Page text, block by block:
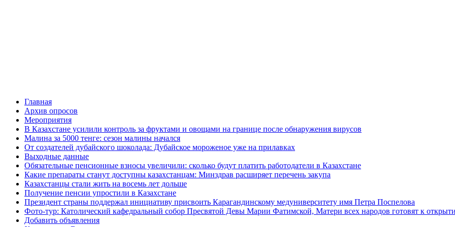
Главная
Архив опросов
Мероприятия
В Казахстане усилили контроль за фруктами и овощами на границе после обнаружения вирусов
Малина за 5000 тенге: сезон малины начался
От создателей дубайского шоколада: Дубайское мороженое уже на прилавках
Выходные данные
Обязательные пенсионные взносы увеличили: сколько будут платить работодатели в Казахстане
Какие препараты станут доступны казахстанцам: Минздрав расширяет перечень закупа
Казахстанцы стали жить на восемь лет дольше
Получение пенсии упростили в Казахстане
Президент страны поддержал инициативу присвоить Карагандинскому медуниверситету имя Петра Поспелова
Фото-тур: Католический кафедральный собор Пресвятой Девы Марии Фатимской, Матери всех народов готовят к
Добавить объявления